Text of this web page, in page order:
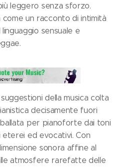
leggero senza sforzo.
un racconto di intimità
sensuale e
della musica colta
decisamente fuori
per pianoforte dai toni
eterei ed evocativi. Con
sonora affine al
atmosfere rarefatte delle